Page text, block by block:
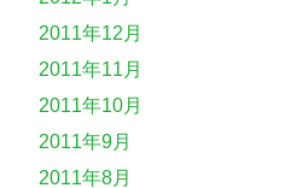
2011年12月
2011年11月
2011年10月
2011年9月
2011年8月